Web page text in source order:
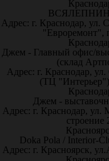
Адрес: г. Краснодар, ул.
"Евроремонт",
Джем - Главный офис/
(склад
Адрес: г. Краснодар, ул.
(ТЦ
Джем -
Адрес: г. Краснодар, ул.
строение
Doka Pola / Interior-
Адрес: г. Красноярск,